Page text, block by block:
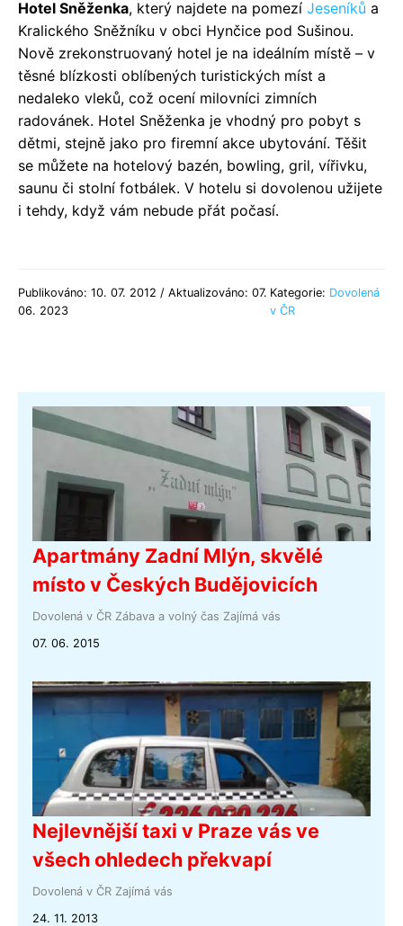
Hotel Sněženka, který najdete na pomezí Jeseníků a
Kralického Sněžníku v obci Hynčice pod Sušinou.
Nově zrekonstruovaný hotel je na ideálním místě – v
těsné blízkosti oblíbených turistických míst a
nedaleko vleků, což ocení milovníci zimních
radovánek. Hotel Sněženka je vhodný pro pobyt s
dětmi, stejně jako pro firemní akce ubytování. Těšit
se můžete na hotelový bazén, bowling, gril, vířivku,
saunu či stolní fotbálek. V hotelu si dovolenou užijete
i tehdy, když vám nebude přát počasí.
Publikováno: 10. 07. 2012 / Aktualizováno: 07.
06. 2023
Kategorie: Dovolená
v ČR
Apartmány Zadní Mlýn, skvělé
místo v Českých Budějovicích
Dovolená v ČR Zábava a volný čas Zajímá vás
07. 06. 2015
Nejlevnější taxi v Praze vás ve
všech ohledech překvapí
Dovolená v ČR Zajímá vás
24. 11. 2013